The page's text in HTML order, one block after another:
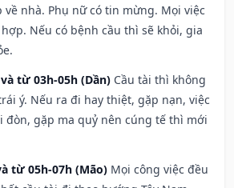
nhà. Phụ nữ có tin mừng. Mọi việc
Nếu có bệnh cầu thì sẽ khỏi, gia
từ 03h-05h (Dần) Cầu tài thì không
ý. Nếu ra đi hay thiệt, gặp nạn, việc
gặp ma quỷ nên cúng tế thì mới
từ 05h-07h (Mão) Mọi công việc đều